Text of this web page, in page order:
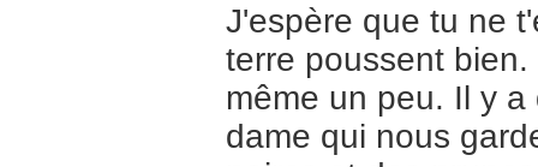
J'espère que tu ne
terre poussent
même un peu. Il y
dame qui nous